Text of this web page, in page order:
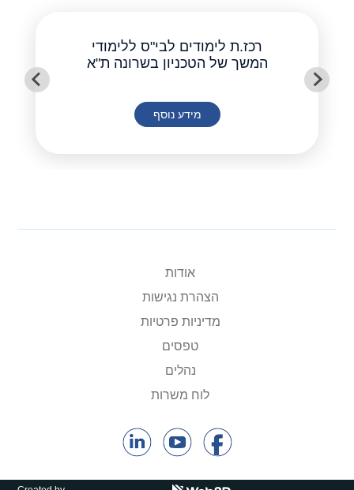
רכז.ת לימודים לבי"ס ללימודי
המשך של הטכניון בשרונה ת"א
מידע נוסף
אודות
הצהרת נגישות
מדיניות פרטיות
טפסים
נהלים
לוח משרות